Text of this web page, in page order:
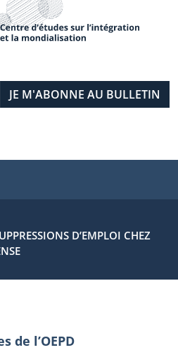
D’EMPLOI CHEZ
de l’OEPD